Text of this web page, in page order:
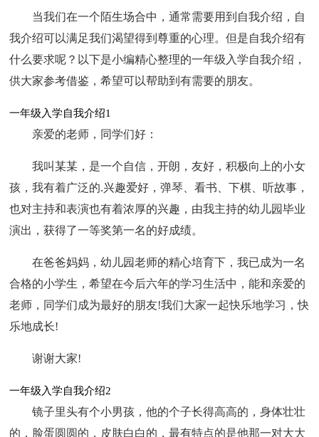
当我们在一个陌生场合中，通常需要用到自我介绍，自
我介绍可以满足我们渴望得到尊重的心理。但是自我介绍有
什么要求呢？以下是小编精心整理的一年级入学自我介绍，
供大家参考借鉴，希望可以帮助到有需要的朋友。
一年级入学自我介绍1
亲爱的老师，同学们好：
我叫某某，是一个自信，开朗，友好，积极向上的小女
孩，我有着广泛的.兴趣爱好，弹琴、看书、下棋、听故事，
也对主持和表演也有着浓厚的兴趣，由我主持的幼儿园毕业
演出，获得了一等奖第一名的好成绩。
在爸爸妈妈，幼儿园老师的精心培育下，我已成为一名
合格的小学生，希望在今后六年的学习生活中，能和亲爱的
老师，同学们成为最好的朋友!我们大家一起快乐地学习，快
乐地成长!
谢谢大家!
一年级入学自我介绍2
镜子里头有个小男孩，他的个子长得高高的，身体壮壮
的，脸蛋圆圆的，皮肤白白的，最有特点的是他那一对大大